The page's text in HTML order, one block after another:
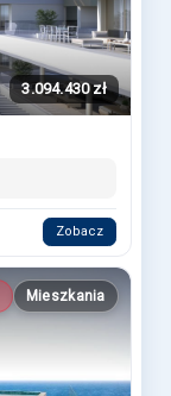
3.094.430 zł
Zobacz
Mieszkania